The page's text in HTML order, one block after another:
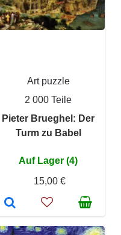
Art puzzle
2 000 Teile
Pieter Brueghel: Der
Turm zu Babel
Auf Lager (4)
15,00 €